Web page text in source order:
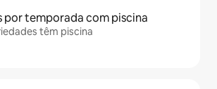
por temporada com piscina
têm piscina